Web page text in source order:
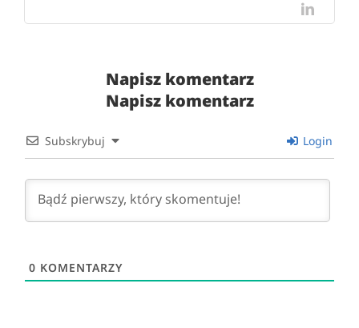
LinkedIn
Napisz komentarz
Napisz komentarz
Subskrybuj Login
0 KOMENTARZY